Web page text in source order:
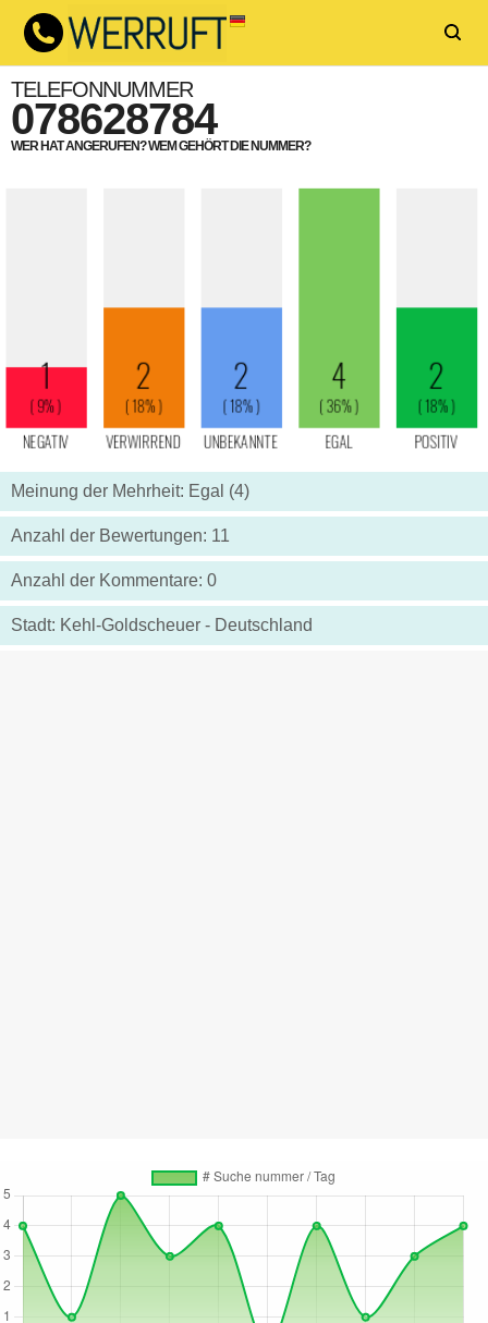
TELEFONNUMMER
078628784
WER HAT ANGERUFEN? WEM GEHÖRT DIE NUMMER?
Meinung der Mehrheit: Egal (4)
Anzahl der Bewertungen: 11
Anzahl der Kommentare: 0
Stadt: Kehl-Goldscheuer - Deutschland